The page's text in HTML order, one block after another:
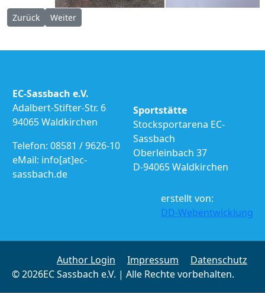
Vorheriger Beitrag: Mixed Turnier SpVVG Oberkreuzberg
Zurück Nächster Beitrag: Stocksportturnier Union St. Roman
Weiter
EC-Sassbach e.V.
Adalbert-Stifter-Str. 6
94065 Waldkirchen
Telefon: 08581 / 9626-10
eMail: info[at]ec-
sassbach.de
Sportstätte
Stocksportarena EC-
Sassbach
Oberleinbach 37
D-94065 Waldkirchen
erstellt von:
DD-Webentwicklung
© 2026EC Sassbach e.V. | Alle Rechte vorbehalten.
Author Login Impressum Datenschutz